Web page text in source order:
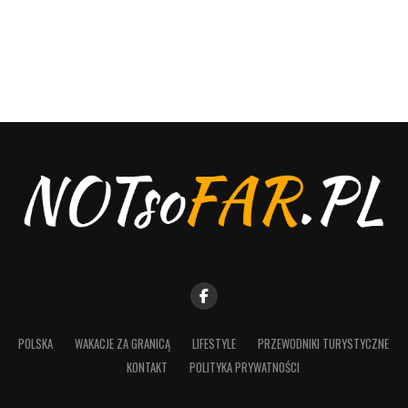
POLSKA WAKACJE ZA GRANICĄ LIFESTYLE
PRZEWODNIKI TURYSTYCZNE
KONTAKT
POLITYKA PRYWATNOŚCI